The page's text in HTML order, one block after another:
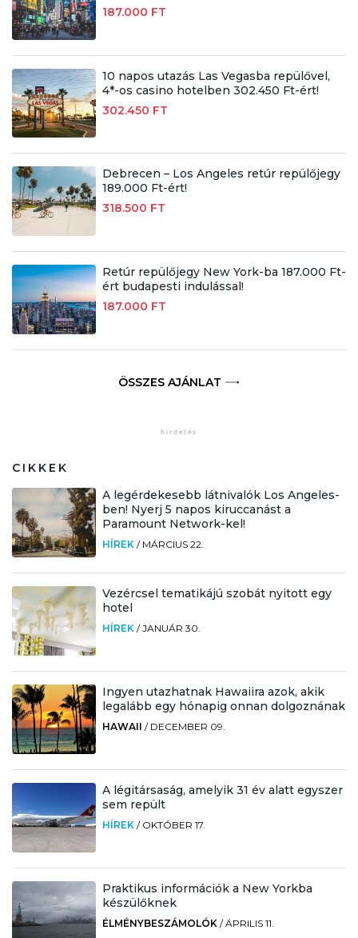
187.000 FT
10 napos utazás Las Vegasba repülővel,
4*-os casino hotelben 302.450 Ft-ért!
302.450 FT
Debrecen – Los Angeles retúr repülőjegy
189.000 Ft-ért!
318.500 FT
Retúr repülőjegy New York-ba 187.000 Ft-
ért budapesti indulással!
187.000 FT
ÖSSZES AJÁNLAT
CIKKEK
A legérdekesebb látnivalók Los Angeles-
ben! Nyerj 5 napos kiruccanást a
Paramount Network-kel!
HÍREK / MÁRCIUS 22.
Vezércsel tematikájú szobát nyitott egy
hotel
HÍREK /JANUÁR 30.
Ingyen utazhatnak Hawaiira azok, akik
legalább egy hónapig onnan dolgoznának
HAWAII / DECEMBER 09.
A légitársaság, amelyik 31 év alatt egyszer
sem repült
HÍREK / OKTÓBER 17.
Praktikus információk a New Yorkba
készülőknek
ÉLMÉNYBESZÁMOLÓK /ÁPRILIS 11.